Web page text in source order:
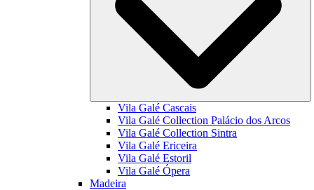
Vila Galé Cascais
Vila Galé Collection Palácio dos Arcos
Vila Galé Collection Sintra
Vila Galé Ericeira
Vila Galé Estoril
Vila Galé Ópera
Madeira